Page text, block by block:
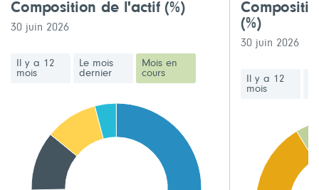
Composition de l'actif(%)
30 juin 2026
Il y a 12
mois
Le mois
dernier
Mois en
cours
(%)
30 juin 2026
Il y a 12
mois